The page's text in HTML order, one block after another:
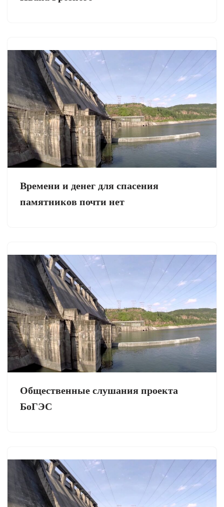
Времени и денег для спасения
памятников почти нет
Общественные слушания проекта
БоГЭС